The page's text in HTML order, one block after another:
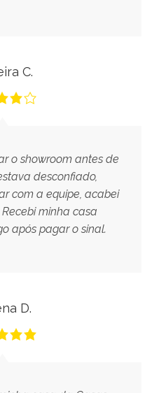
o showroom antes de
desconfiado,
com a equipe, acabei
minha casa
após pagar o sinal.
C.
D.